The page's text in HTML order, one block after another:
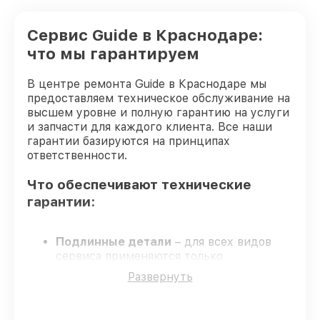
Сервис Guide в Краснодаре:
что мы гарантируем
В центре ремонта Guide в Краснодаре мы
предоставляем техническое обслуживание на
высшем уровне и полную гарантию на услуги
и запчасти для каждого клиента. Все наши
гарантии базируются на принципах
ответственности.
Что обеспечивают технические
гарантии:
Подлинные детали – для всех видов
сервиса применяются только
оригинальные комплектующие.
Опытные специалисты
Развернуть